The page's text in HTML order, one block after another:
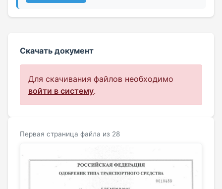
Скачать документ
Для скачивания файлов необходимо
войти в систему.
Первая страница файла из 28